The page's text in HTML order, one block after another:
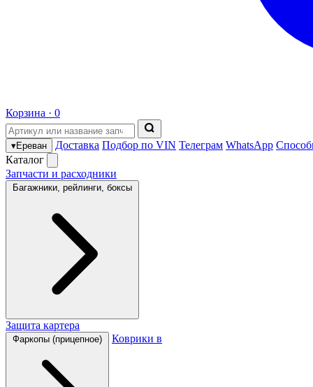
Корзина · 0
▾Ереван Доставка Подбор по VIN Телеграм WhatsApp
Каталог
Запчасти и расходники
Багажники, рейлинги, боксы
Защита картера
Фаркопы (прицепное) Коврики в